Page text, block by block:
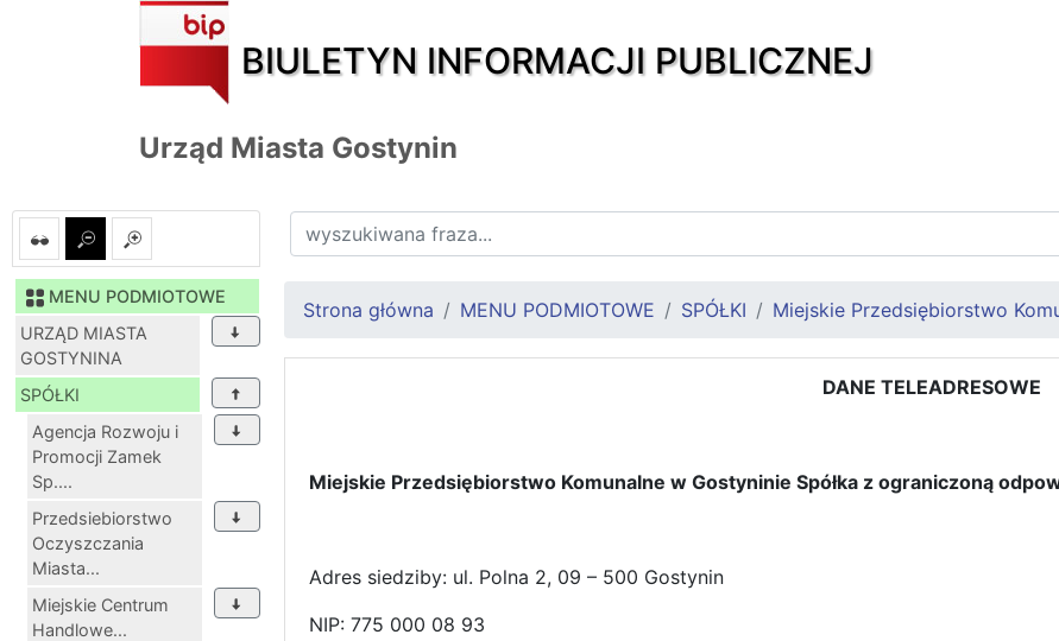
BIULETYN INFORMACJI PUBLICZNEJ
Urząd Miasta Gostynin
MENU PODMIOTOWE
URZĄD MIASTA
GOSTYNINA
SPÓŁKI
Agencja Rozwoju i
Promocji Zamek
Sp....
Przedsiebiorstwo
Oczyszczania
Miasta...
Miejskie Centrum
Handlowe...
Strona główna MENU PODMIOTOWE SPÓŁKI Miejskie Przedsiębiorstwo
DANE TELEADRESOWE
Miejskie Przedsiębiorstwo Komunalne w Gostyninie Spółka z ograniczoną
Adres siedziby: ul. Polna 2, 09 – 500 Gostynin
NIP: 775 000 08 93